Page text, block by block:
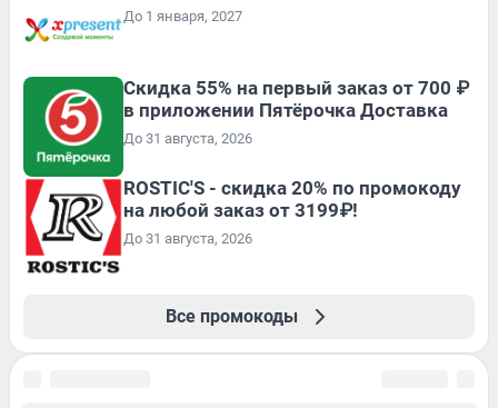
До 1 января, 2027
Скидка 55% на первый заказ от 700 ₽
в приложении Пятёрочка Доставка
До 31 августа, 2026
ROSTIC'S - скидка 20% по промокоду
на любой заказ от 3199₽!
До 31 августа, 2026
Все промокоды